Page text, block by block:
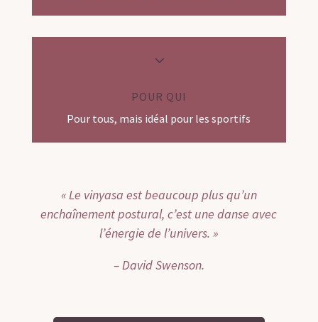
3
POUR QUI
Pour tous, mais idéal pour les sportifs
« Le vinyasa est beaucoup plus qu’un
enchaînement postural, c’est une danse avec
l’énergie de l’univers. »
– David Swenson.